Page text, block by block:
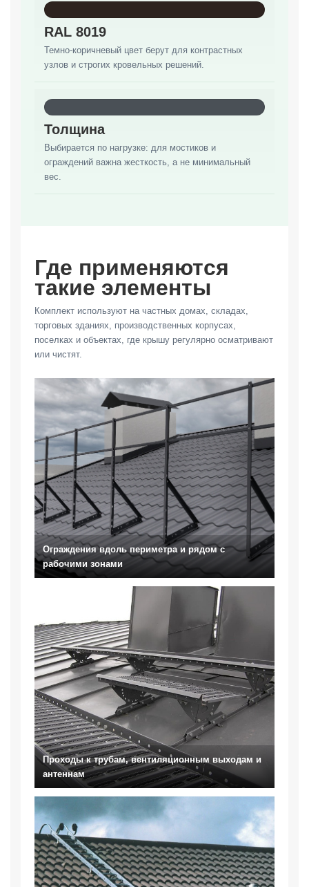
RAL 8019
Темно-коричневый цвет берут для контрастных
узлов и строгих кровельных решений.
Толщина
Выбирается по нагрузке: для мостиков и
ограждений важна жесткость, а не минимальный
вес.
Где применяются
такие элементы
Комплект используют на частных домах, складах,
торговых зданиях, производственных корпусах,
поселках и объектах, где крышу регулярно осматривают
или чистят.
Ограждения вдоль периметра и рядом с
рабочими зонами
Проходы к трубам, вентиляционным выходам и
антеннам